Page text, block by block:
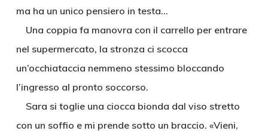
ma ha un unico pensiero in testa…
Una coppia fa manovra con il carrello per entrare
nel supermercato, la stronza ci scocca
un’occhiataccia nemmeno stessimo bloccando
l’ingresso al pronto soccorso.
Sara si toglie una ciocca bionda dal viso stretto
con un soffio e mi prende sotto un braccio. «Vieni,